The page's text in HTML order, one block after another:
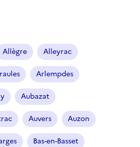
t
i
c
l
e
Allègre Alleyrac
Arlempdes
Aubazat
Auvers Auzon
Bas-en-Basset